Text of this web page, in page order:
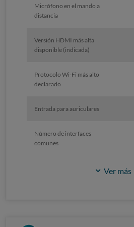
Micrófono en el mando a
distancia
Versión HDMI más alta
disponible (indicada)
Protocolo Wi-Fi más alto
declarado
Entrada para auriculares
Número de interfaces
comunes
Ver más